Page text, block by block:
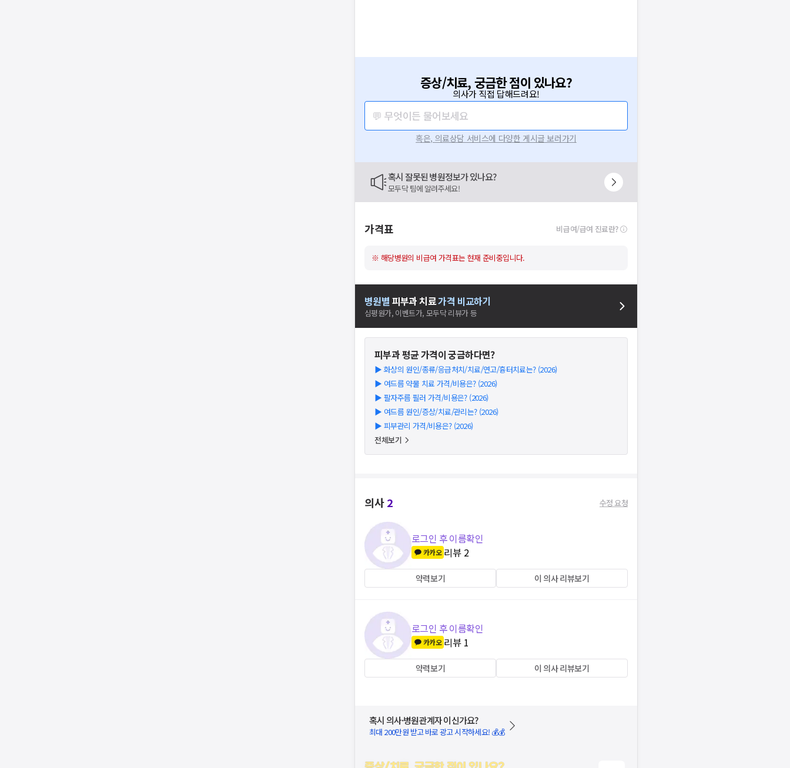
증상/치료, 궁금한 점이 있나요?
의사가 직접 답해드려요!
💬 무엇이든 물어보세요
혹은, 의료상담 서비스에 다양한 게시글 보러가기
혹시 잘못된 병원정보가 있나요?
모두닥 팀에 알려주세요!
가격표 비급여/급여 진료란?
※ 해당병원의 비급여 가격표는 현재 준비중입니다.
병원별 피부과치료가격 비교하기
심평원가, 이벤트가, 모두닥 리뷰가 등
피부과평균 가격이 궁금하다면?
▶ 화상의 원인/종류/응급처치/치료/연고/흉터치료는? (2026)
▶ 여드름 약물 치료 가격/비용은? (2026)
▶ 팔자주름 필러 가격/비용은? (2026)
▶ 여드름 원인/증상/치료/관리는? (2026)
▶ 피부관리 가격/비용은? (2026)
전체보기
의사2 수정 요청
로그인 후 이름확인
카카오 리뷰 2
약력보기 이 의사 리뷰보기
로그인 후 이름확인
카카오 리뷰 1
약력보기 이 의사 리뷰보기
혹시 의사·병원관계자 이신가요?
최대 200만원 받고 바로 광고 시작하세요! 💰💰